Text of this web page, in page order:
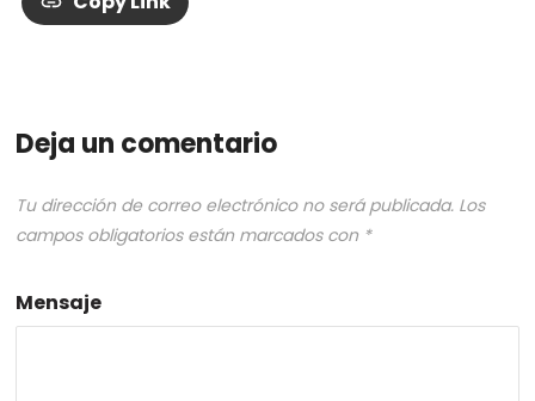
Deja un comentario
Tu dirección de correo electrónico no será publicada. Los
campos obligatorios están marcados con *
Mensaje